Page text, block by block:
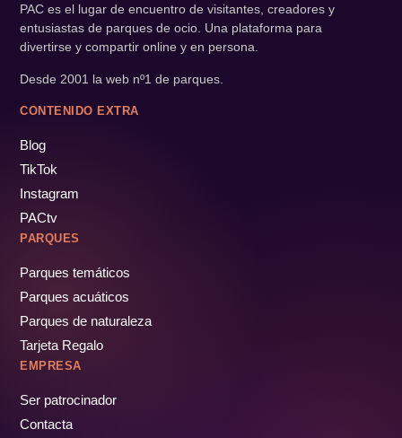
PAC es el lugar de encuentro de visitantes, creadores y
entusiastas de parques de ocio. Una plataforma para
divertirse y compartir online y en persona.
Desde 2001 la web nº1 de parques.
CONTENIDO EXTRA
Blog
TikTok
Instagram
PACtv
PARQUES
Parques temáticos
Parques acuáticos
Parques de naturaleza
Tarjeta Regalo
EMPRESA
Ser patrocinador
Contacta